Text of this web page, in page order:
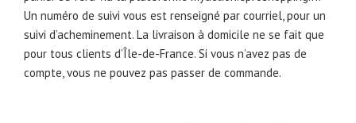
Un numéro de suivi vous est renseigné par courriel, pour un
suivi d’acheminement. La livraison à domicile ne se fait que
pour tous clients d’Île-de-France. Si vous n’avez pas de
compte, vous ne pouvez pas passer de commande.